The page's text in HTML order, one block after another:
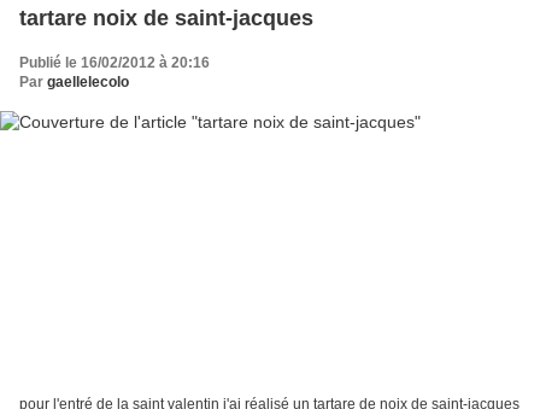
tartare noix de saint-jacques
Publié le 16/02/2012 à 20:16
Par gaellelecolo
pour l'entré de la saint valentin j'ai réalisé un tartare de noix de saint-jacques